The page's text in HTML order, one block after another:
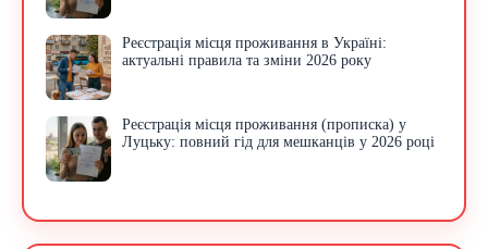
Реєстрація місця проживання в Україні:
актуальні правила та зміни 2026 року
Реєстрація місця проживання (прописка) у
Луцьку: повний гід для мешканців у 2026 році